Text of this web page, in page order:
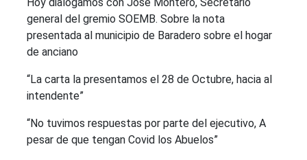
general del gremio SOEMB. Sobre la nota
presentada al municipio de Baradero sobre el hogar
de anciano
“La carta la presentamos el 28 de Octubre, hacia al
intendente”
“No tuvimos respuestas por parte del ejecutivo, A
pesar de que tengan Covid los Abuelos”